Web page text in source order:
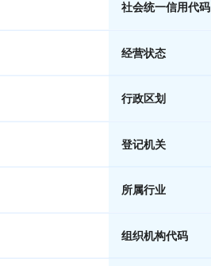
社会统一信用代码
经营状态
行政区划
登记机关
所属行业
组织机构代码